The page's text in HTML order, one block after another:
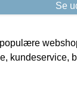
Se
kundeservice,